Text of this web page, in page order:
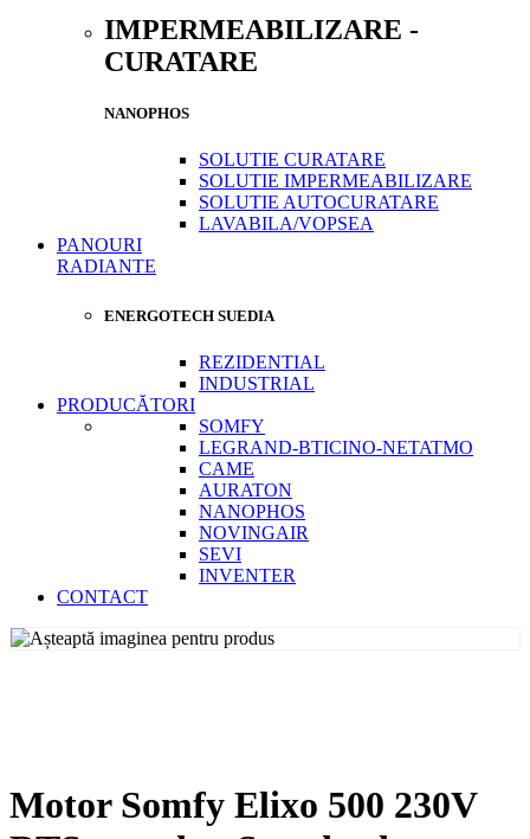
IMPERMEABILIZARE -
CURATARE
NANOPHOS
SOLUTIE CURATARE
SOLUTIE IMPERMEABILIZARE
SOLUTIE AUTOCURATARE
LAVABILA/VOPSEA
PANOURI
RADIANTE
ENERGOTECH SUEDIA
REZIDENTIAL
INDUSTRIAL
PRODUCĂTORI
SOMFY
LEGRAND-BTICINO-NETATMO
CAME
AURATON
NANOPHOS
NOVINGAIR
SEVI
INVENTER
CONTACT
Motor Somfy Elixo 500 230V